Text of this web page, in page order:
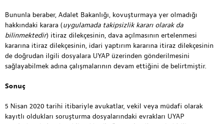
Bununla beraber, Adalet Bakanlığı, kovuşturmaya yer olmadığı
hakkındaki karara (uygulamada takipsizlik kararı olarak da
bilinmektedir) itiraz dilekçesinin, dava açılmasının ertelenmesi
kararına itiraz dilekçesinin, idari yaptırım kararına itiraz dilekçesinin
de doğrudan ilgili dosyalara UYAP üzerinden gönderilmesini
sağlayabilmek adına çalışmalarının devam ettiğini de belirtmiştir.
Sonuç
5 Nisan 2020 tarihi itibariyle avukatlar, vekil veya müdafi olarak
kayıtlı oldukları soruşturma dosyalarındaki evrakları UYAP